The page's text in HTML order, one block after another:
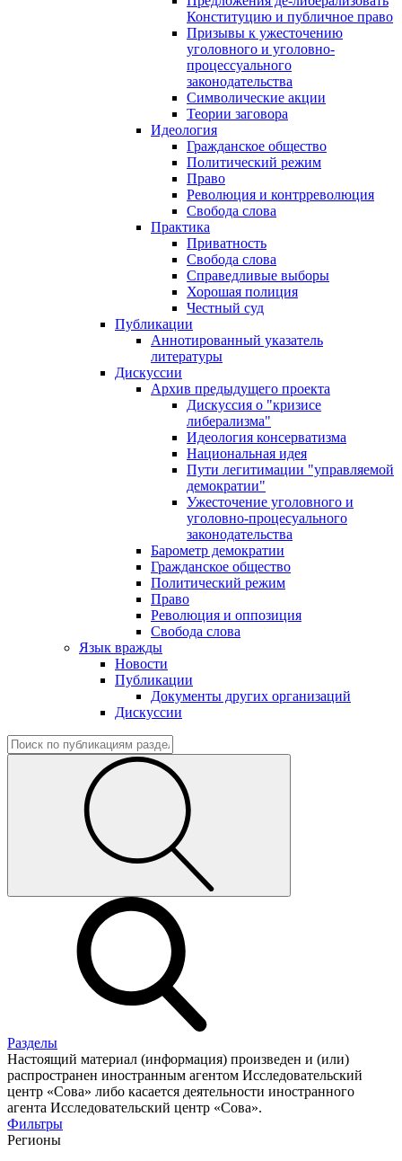
Конституцию и публичное право
Призывы к ужесточению
уголовного и уголовно-
процессуального
законодательства
Символические акции
Теории заговора
Идеология
Гражданское общество
Политический режим
Право
Революция и контрреволюция
Свобода слова
Практика
Приватность
Свобода слова
Справедливые выборы
Хорошая полиция
Честный суд
Публикации
Аннотированный указатель
литературы
Дискуссии
Архив предыдущего проекта
Дискуссия о "кризисе
либерализма"
Идеология консерватизма
Национальная идея
Пути легитимации "управляемой
демократии"
Ужесточение уголовного и
уголовно-процесуального
законодательства
Барометр демократии
Гражданское общество
Политический режим
Право
Революция и оппозиция
Свобода слова
Язык вражды
Новости
Публикации
Документы других организаций
Дискуссии
Разделы
Настоящий материал (информация) произведен и (или)
распространен иностранным агентом Исследовательский
центр «Сова» либо касается деятельности иностранного
агента Исследовательский центр «Сова».
Фильтры
Регионы